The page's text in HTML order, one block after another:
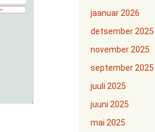
jaanuar 2026
detsember 2025
november 2025
september 2025
juuli 2025
juuni 2025
mai 2025